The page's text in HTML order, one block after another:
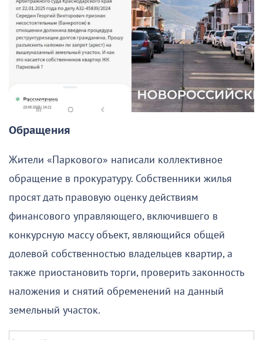
Обращения
Жители «Паркового» написали коллективное
обращение в прокуратуру. Собственники жилья
просят дать правовую оценку действиям
финансового управляющего, включившего в
конкурсную массу объект, являющийся общей
долевой собственностью владельцев квартир, а
также приостановить торги, проверить законность
наложения и снятий обременений на данный
земельный участок.